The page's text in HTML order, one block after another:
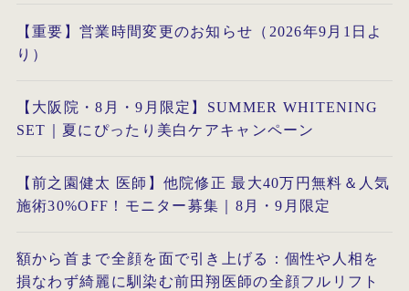
【重要】営業時間変更のお知らせ（2026年9月1日よ
り）
【大阪院・8月・9月限定】SUMMER WHITENING
SET｜夏にぴったり美白ケアキャンペーン
【前之園健太 医師】他院修正 最大40万円無料＆人気
施術30%OFF！モニター募集｜8月・9月限定
額から首まで全顔を面で引き上げる：個性や人相を
損なわず綺麗に馴染む前田翔医師の全顔フルリフト